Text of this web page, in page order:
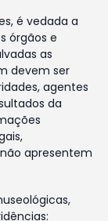
é vedada a
órgãos e
as
devem ser
agentes
da
apresentem